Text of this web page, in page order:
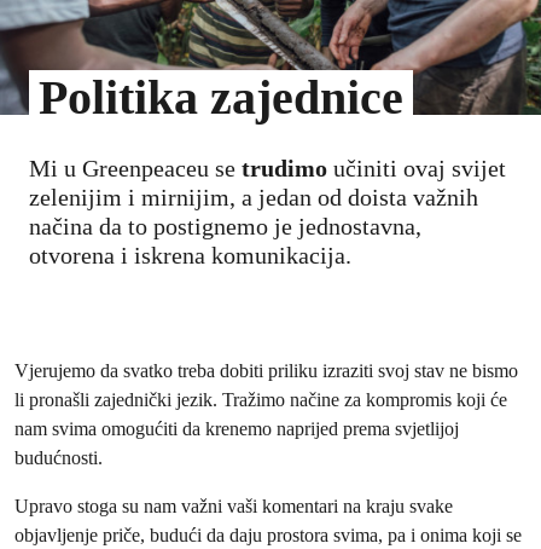
Politika zajednice
Mi u Greenpeaceu se trudimo učiniti ovaj svijet
zelenijim i mirnijim, a jedan od doista važnih
načina da to postignemo je jednostavna,
otvorena i iskrena komunikacija.
Vjerujemo da svatko treba dobiti priliku izraziti svoj stav ne bismo
li pronašli zajednički jezik. Tražimo načine za kompromis koji će
nam svima omogućiti da krenemo naprijed prema svjetlijoj
budućnosti.
Upravo stoga su nam važni vaši komentari na kraju svake
objavljenje priče, budući da daju prostora svima, pa i onima koji se